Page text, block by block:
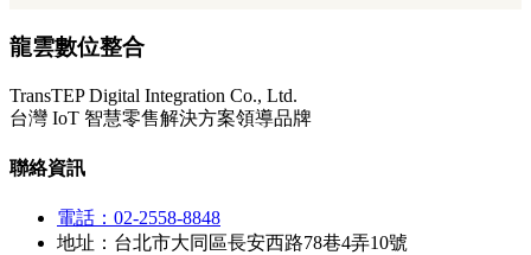
龍雲數位整合
TransTEP Digital Integration Co., Ltd.
台灣 IoT 智慧零售解決方案領導品牌
聯絡資訊
電話：02-2558-8848
地址：台北市大同區長安西路78巷4弄10號